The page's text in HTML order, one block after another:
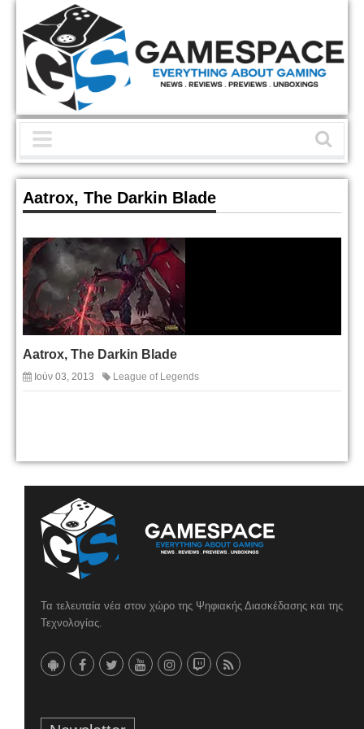
Aatrox, The Darkin Blade
Aatrox, The Darkin Blade
Ιούν 03, 2013 League of Legends
Τα τελευταία νέα στον χώρο της Ψηφιακής Διασκέδασης και της
Τεχνολογίας.